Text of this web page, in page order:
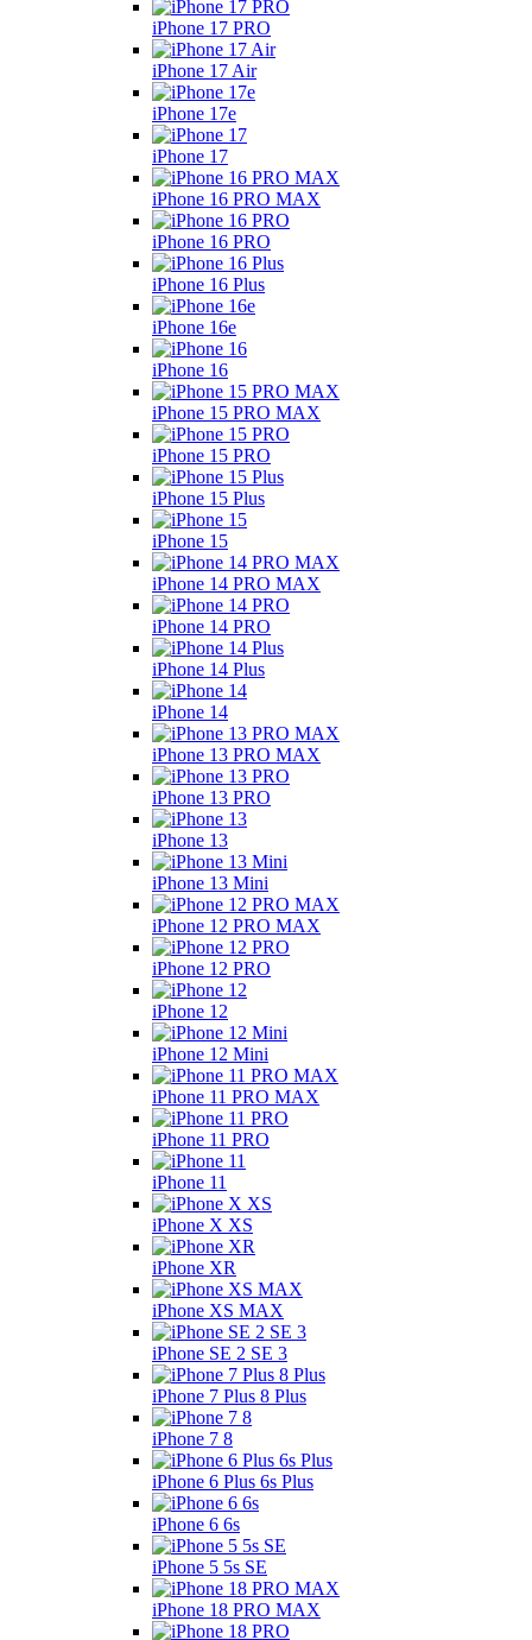
iPhone 17 PRO
iPhone 17 Air
iPhone 17e
iPhone 17
iPhone 16 PRO MAX
iPhone 16 PRO
iPhone 16 Plus
iPhone 16e
iPhone 16
iPhone 15 PRO MAX
iPhone 15 PRO
iPhone 15 Plus
iPhone 15
iPhone 14 PRO MAX
iPhone 14 PRO
iPhone 14 Plus
iPhone 14
iPhone 13 PRO MAX
iPhone 13 PRO
iPhone 13
iPhone 13 Mini
iPhone 12 PRO MAX
iPhone 12 PRO
iPhone 12
iPhone 12 Mini
iPhone 11 PRO MAX
iPhone 11 PRO
iPhone 11
iPhone X XS
iPhone XR
iPhone XS MAX
iPhone SE 2 SE 3
iPhone 7 Plus 8 Plus
iPhone 7 8
iPhone 6 Plus 6s Plus
iPhone 6 6s
iPhone 5 5s SE
iPhone 18 PRO MAX